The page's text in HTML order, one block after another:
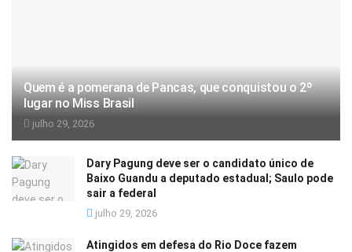
Quem é a pomerana de Pancas, que conquistou o 2º
lugar no Miss Brasil
julho 29, 2026
Dary Pagung deve ser o candidato único de
Baixo Guandu a deputado estadual; Saulo pode
sair a federal
julho 29, 2026
Atingidos em defesa do Rio Doce fazem